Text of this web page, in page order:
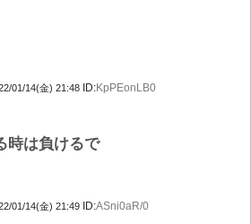
01/14(金) 21:48 ID:KpPEonLB0
時は負けるで
01/14(金) 21:49 ID:ASni0aR/0